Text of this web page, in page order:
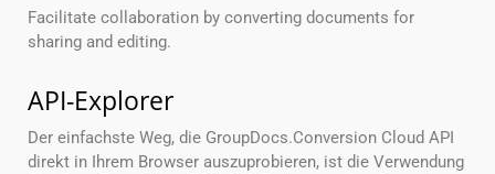
Facilitate collaboration by converting documents for
sharing and editing.
API-Explorer
Der einfachste Weg, die GroupDocs.Conversion Cloud API
direkt in Ihrem Browser auszuprobieren, ist die Verwendung